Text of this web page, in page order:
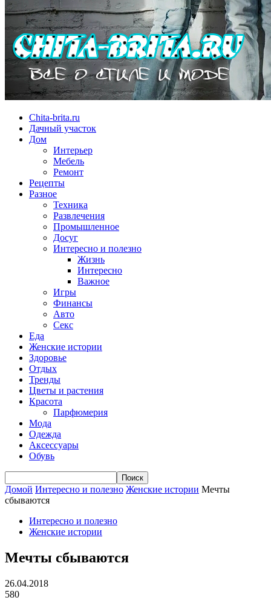
Chita-brita.ru
Дачный участок
Дом
Интерьер
Мебель
Ремонт
Рецепты
Разное
Техника
Развлечения
Промышленное
Досуг
Интересно и полезно
Жизнь
Интересно
Важное
Игры
Финансы
Авто
Секс
Еда
Женские истории
Здоровье
Отдых
Тренды
Цветы и растения
Красота
Парфюмерия
Мода
Одежда
Аксессуары
Обувь
Домой Интересно и полезно Женские истории Мечты
сбываются
Интересно и полезно
Женские истории
Мечты сбываются
26.04.2018
580